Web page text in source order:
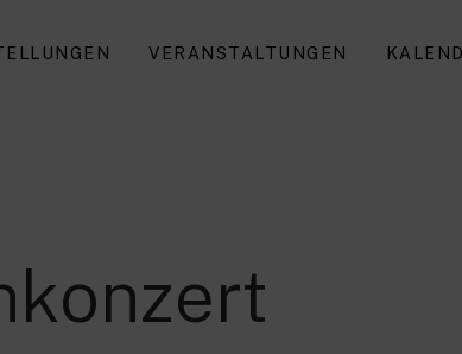
VERANSTALTUNGEN